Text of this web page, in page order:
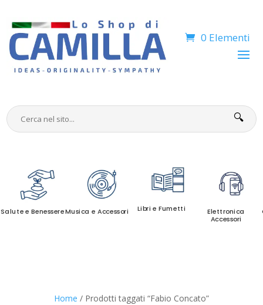
0 Elementi
🔍
Salute e BenessereMusica e Accessori Libri e Fumetti
Elettronica
Accessori
Home / Prodotti taggati “Fabio Concato”